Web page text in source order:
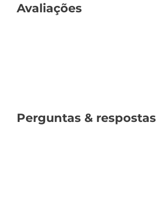
Avaliações
Perguntas & respostas